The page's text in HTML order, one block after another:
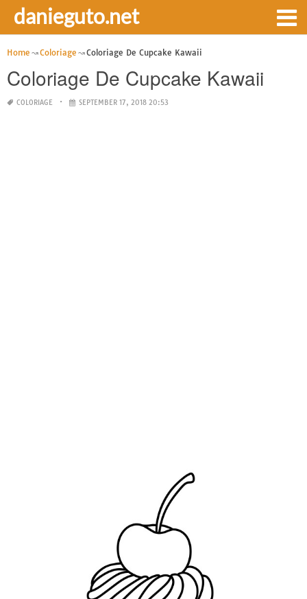
danieguto.net
Home Coloriage Coloriage De Cupcake Kawaii
Coloriage De Cupcake Kawaii
COLORIAGE SEPTEMBER 17, 2018 20:53